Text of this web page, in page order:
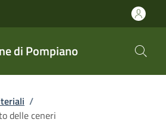
di Pompiano
/
delle ceneri